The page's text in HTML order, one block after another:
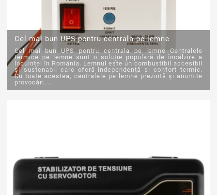
Cel mai bun UPS pentru centrala pe lemne
Cel mai bun UPS pentru centrala pe lemne Centralele
termice pe lemne sunt o soluție populară de încălzire a
locuinței în România. Lemnul este un combustibil accesibil
și sustenabil care oferă independență și confort termic.
Cu toate acestea, centralele pe lemne prezintă și anumite
provocări....